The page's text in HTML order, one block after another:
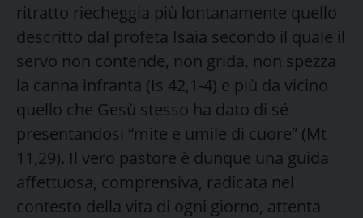
ritratto riecheggia più lontanamente quello
descritto dal profeta Isaia secondo il quale il
servo non contende, non grida, non spezza
la canna infranta (Is 42,1-4) e più da vicino
quello che Gesù stesso ha dato di sé
presentandosi “mite e umile di cuore” (Mt
11,29). Il vero pastore è dunque una guida
affettuosa, comprensiva, radicata nel
contesto della vita di ogni giorno, attenta